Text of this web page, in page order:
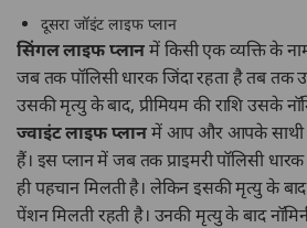
दूसरा जॉइंट लाइफ प्लान
सिंगल लाइफ प्लानमें किसी एक व्यक्ति के
जब तक पॉलिसी धारक जिंदा रहता है तब तक
उसकी मृत्यु के बाद, प्रीमियम की राशि उसके
ज्वाइंट लाइफ प्लानमें आप और आपके साथी
हैं। इस प्लान में जब तक प्राइमरी पॉलिसी
ही पहचान मिलती है। लेकिन इसकी मृत्यु के
पेंशन मिलती रहती है। उनकी मृत्यु के बाद